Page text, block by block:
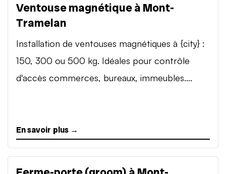
Ventouse magnétique à Mont-
Tramelan
Installation de ventouses magnétiques à {city} :
150, 300 ou 500 kg. Idéales pour contrôle
d'accès commerces, bureaux, immeubles....
En savoir plus →